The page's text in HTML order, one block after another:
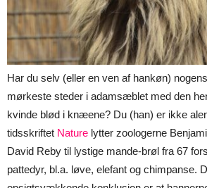
Har du selv (eller en ven af hankøn)
mørkeste steder i adamsæblet med den
kvinde blød i knæene? Du (han) er ikke
tidsskriftet Nature lytter zoologerne
David Reby til lystige mande-brøl fra 67
pattedyr, bl.a. løve, elefant og chimpanse.